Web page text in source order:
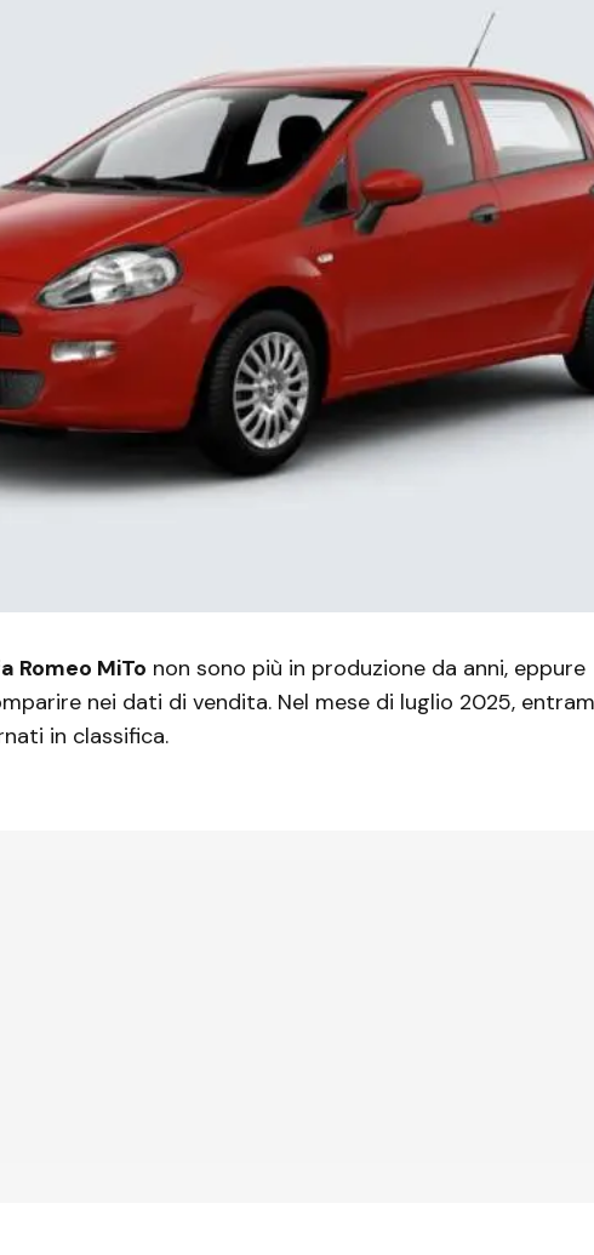
Romeo MiTo non sono più in produzione da anni, eppure
nei dati di vendita. Nel mese di luglio 2025,
in classifica.